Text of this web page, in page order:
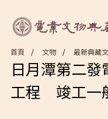
首頁 文物 最新典藏
日月潭第二
工程 竣工一